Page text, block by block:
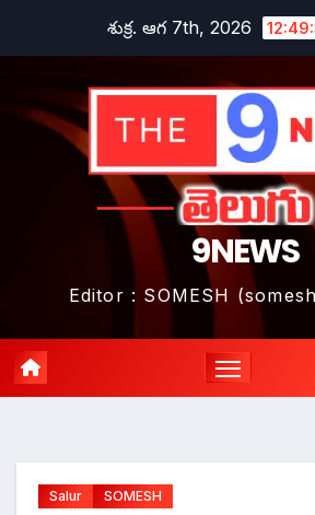
శుక్ర. ఆగ 7th, 2026
9NEWS
Editor : SOMESH
Salur SOMESH